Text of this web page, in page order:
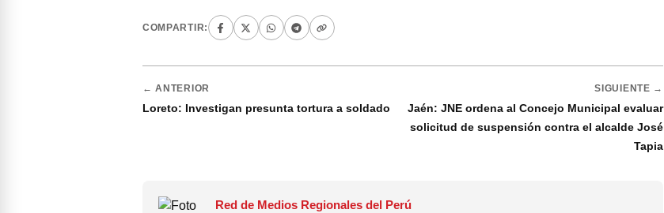
COMPARTIR:
← ANTERIOR
Loreto: Investigan presunta tortura a soldado
SIGUIENTE →
Jaén: JNE ordena al Concejo Municipal evaluar
solicitud de suspensión contra el alcalde José
Tapia
Red de Medios Regionales del Perú